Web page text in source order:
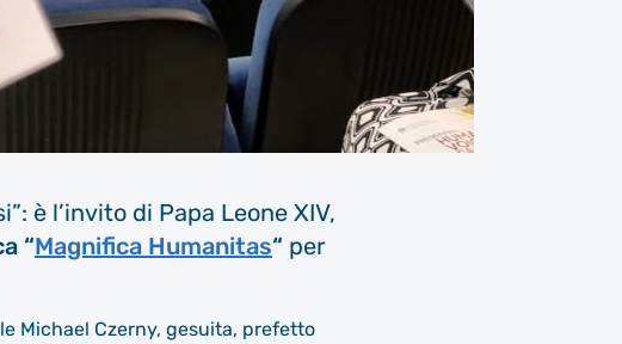
è l’invito di Papa Leone XIV,
“Magnifica Humanitas“ per
Michael Czerny, gesuita, prefetto